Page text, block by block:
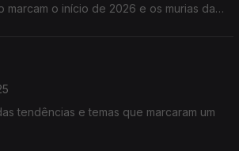
marcam o início de 2026 e os murias das
tendências e temas que marcaram um